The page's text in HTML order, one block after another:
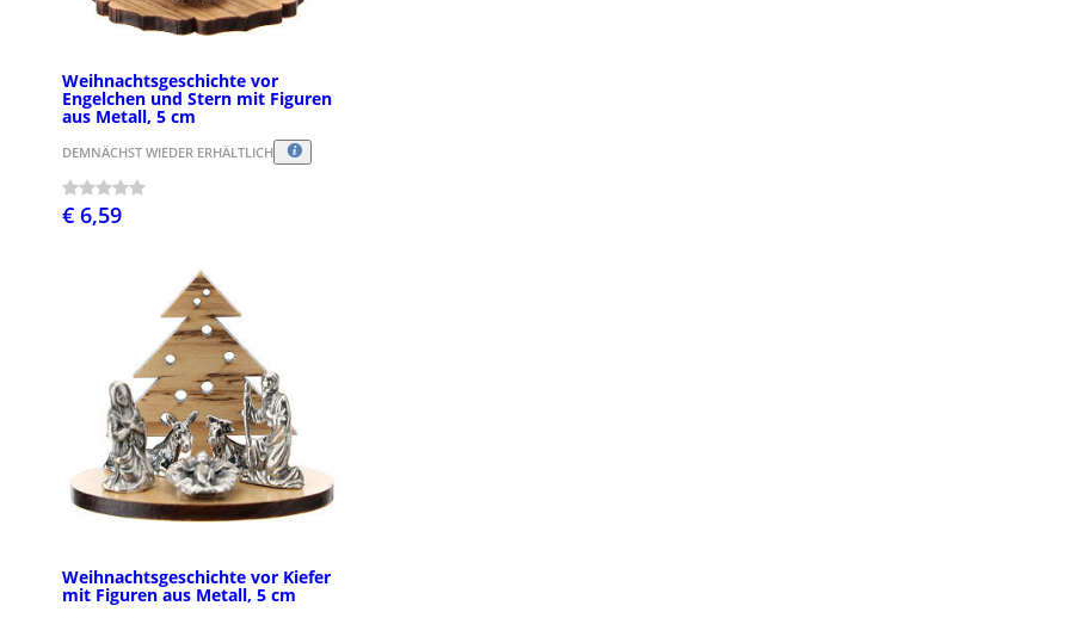
Weihnachtsgeschichte vor
Engelchen und Stern mit Figuren
aus Metall, 5 cm
DEMNÄCHST WIEDER ERHÄLTLICH
€ 6,59
Weihnachtsgeschichte vor Kiefer
mit Figuren aus Metall, 5 cm